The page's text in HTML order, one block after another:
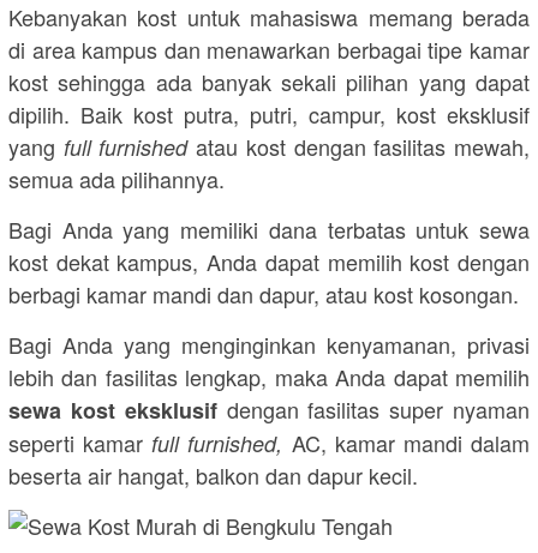
Kebanyakan kost untuk mahasiswa memang berada
di area kampus dan menawarkan berbagai tipe kamar
kost sehingga ada banyak sekali pilihan yang dapat
dipilih. Baik kost putra, putri, campur, kost eksklusif
yang full furnishedatau kost dengan fasilitas mewah,
semua ada pilihannya.
Bagi Anda yang memiliki dana terbatas untuk sewa
kost dekat kampus, Anda dapat memilih kost dengan
berbagi kamar mandi dan dapur, atau kost kosongan.
Bagi Anda yang menginginkan kenyamanan, privasi
lebih dan fasilitas lengkap, maka Anda dapat memilih
sewa kost eksklusifdengan fasilitas super nyaman
seperti kamarfull furnished, AC, kamar mandi dalam
beserta air hangat, balkon dan dapur kecil.